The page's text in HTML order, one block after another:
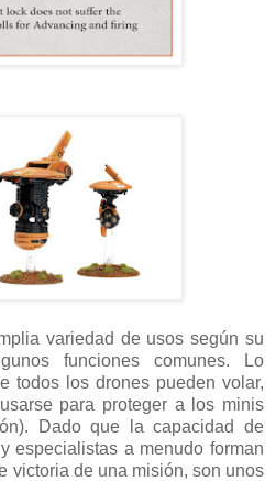
variedad de usos según su
funciones comunes. Lo
todos los drones pueden volar,
para proteger a los minis
Dado que la capacidad de
especialistas a menudo forman
victoria de una misión, son unos